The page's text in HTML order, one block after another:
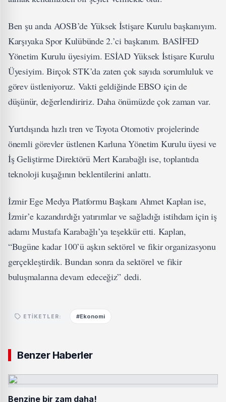
Ben şu anda AOSB’de Yüksek İstişare Kurulu başkanıyım.
Karşıyaka Spor Kulübünde 2.’ci başkanım. BASİFED
Yönetim Kurulu üyesiyim. ESİAD Yüksek İstişare Kurulu
Üyesiyim. Birçok STK’da zaten çok sayıda sorumluluk ve
görev üstleniyoruz. Vakti geldiğinde EBSO için de
düşünür, değerlendiririz. Daha önümüzde çok zaman var.
Yurtdışında hızlı tren ve Toyota Otomotiv projelerinde
önemli görevler üstlenen Karluna Yönetim Kurulu üyesi ve
İş Geliştirme Direktörü Mert Karabağlı ise, toplantıda
teknoloji kuşağının beklentilerini anlattı.
İzmir Ege Medya Platformu Başkanı Ahmet Kaplan ise,
İzmir’e kazandırdığı yatırımlar ve sağladığı istihdam için iş
adamı Mustafa Karabağlı’ya teşekkür etti. Kaplan,
“Bugüne kadar 100’ü aşkın sektörel ve fikir organizasyonu
gerçekleştirdik. Bundan sonra da sektörel ve fikir
buluşmalarına devam edeceğiz” dedi.
ETIKETLER: #Ekonomi
Benzer Haberler
Benzine bir zam daha!